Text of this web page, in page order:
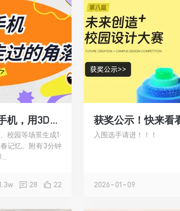
【参与有奖】把校园装进手机，用3D留住走过的角落
校园等场景生成1:
记忆。附有3分钟
28 22
入围选手请进！！！
2026-01-09